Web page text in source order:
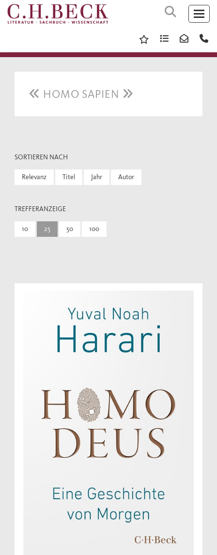
HOMO SAPIEN
SORTIEREN NACH
Relevanz Titel Jahr Autor
TREFFERANZEIGE
10 25 50 100